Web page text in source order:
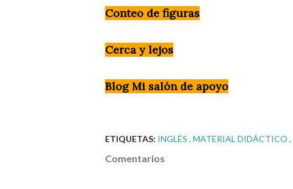
Conteo de figuras
Cerca y lejos
Blog Mi salón de apoyo
ETIQUETAS: INGLÉS MATERIAL DIDÁCTICO
Comentarios